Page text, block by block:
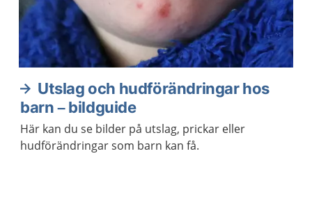
Utslag och hudförändringar hos
barn – bildguide
Här kan du se bilder på utslag, prickar eller
hudförändringar som barn kan få.